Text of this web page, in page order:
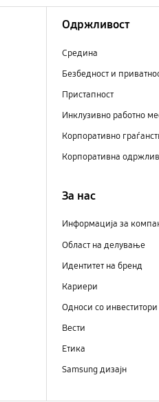
Одржливост
Средина
Безбедност и
Пристапност
Инклузивно работно
Корпоративно
Корпоративна
За нас
Информација за
Област на делување
Идентитет на бренд
Кариери
Односи со инвеститори
Вести
Етика
Samsung дизајн